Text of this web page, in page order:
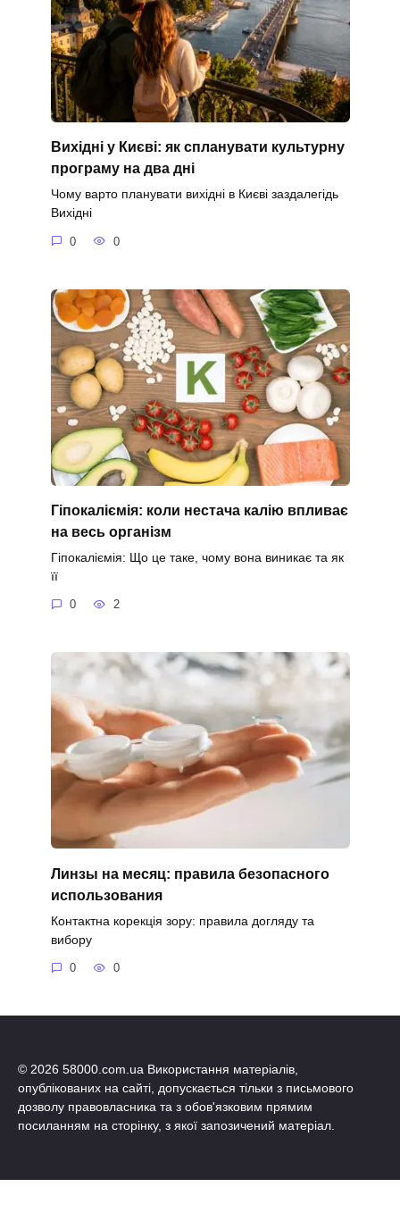
Вихідні у Києві: як спланувати культурну
програму на два дні
Чому варто планувати вихідні в Києві заздалегідь
Вихідні
0 0
Гіпокаліємія: коли нестача калію впливає
на весь організм
Гіпокаліємія: Що це таке, чому вона виникає та як
її
0 2
Линзы на месяц: правила безопасного
использования
Контактна корекція зору: правила догляду та
вибору
0 0
© 2026 58000.com.ua Використання матеріалів,
опублікованих на сайті, допускається тільки з письмового
дозволу правовласника та з обов'язковим прямим
посиланням на сторінку, з якої запозичений матеріал.